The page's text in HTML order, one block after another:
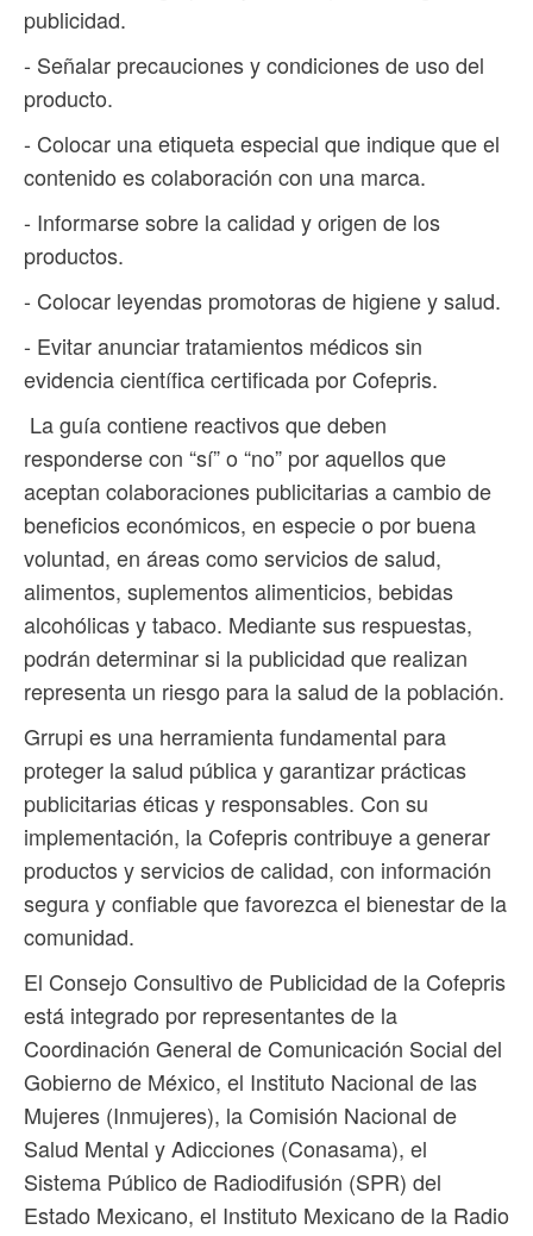
publicidad.
- Señalar precauciones y condiciones de uso del
producto.
- Colocar una etiqueta especial que indique que el
contenido es colaboración con una marca.
- Informarse sobre la calidad y origen de los
productos.
- Colocar leyendas promotoras de higiene y salud.
- Evitar anunciar tratamientos médicos sin
evidencia científica certificada por Cofepris.
La guía contiene reactivos que deben
responderse con “sí” o “no” por aquellos que
aceptan colaboraciones publicitarias a cambio de
beneficios económicos, en especie o por buena
voluntad, en áreas como servicios de salud,
alimentos, suplementos alimenticios, bebidas
alcohólicas y tabaco. Mediante sus respuestas,
podrán determinar si la publicidad que realizan
representa un riesgo para la salud de la población.
Grrupi es una herramienta fundamental para
proteger la salud pública y garantizar prácticas
publicitarias éticas y responsables. Con su
implementación, la Cofepris contribuye a generar
productos y servicios de calidad, con información
segura y confiable que favorezca el bienestar de la
comunidad.
El Consejo Consultivo de Publicidad de la Cofepris
está integrado por representantes de la
Coordinación General de Comunicación Social del
Gobierno de México, el Instituto Nacional de las
Mujeres (Inmujeres), la Comisión Nacional de
Salud Mental y Adicciones (Conasama), el
Sistema Público de Radiodifusión (SPR) del
Estado Mexicano, el Instituto Mexicano de la Radio